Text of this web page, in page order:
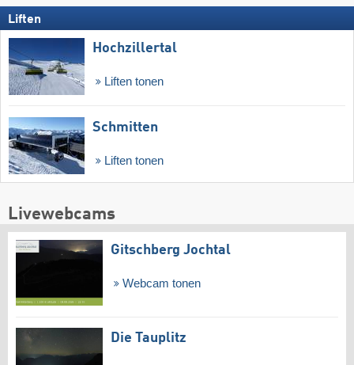
Liften
Hochzillertal
Liften tonen
Schmitten
Liften tonen
Livewebcams
Gitschberg Jochtal
Webcam tonen
Die Tauplitz